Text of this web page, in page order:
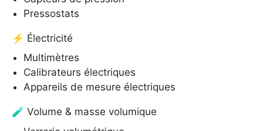
Pressostats
⚡ Électricité
Multimètres
Calibrateurs électriques
Appareils de mesure électriques
🧪 Volume & masse volumique